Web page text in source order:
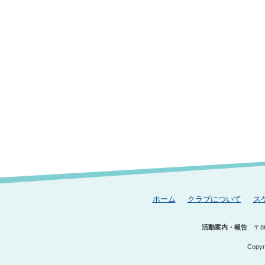
ホーム クラブについて ス
活動案内・報告 〒